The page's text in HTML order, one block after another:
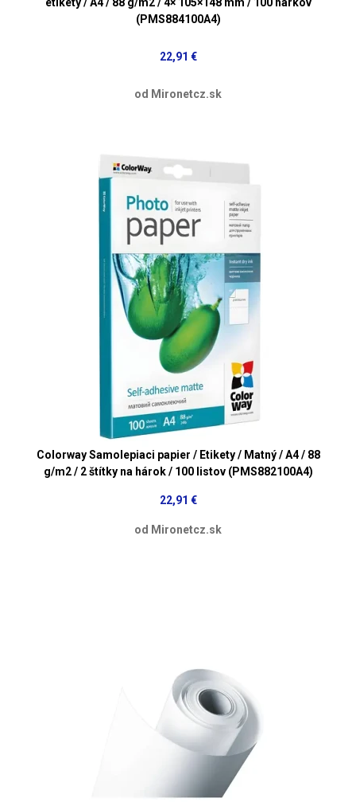
(PMS884100A4)
22,91 €
od Mironetcz.sk
Colorway Samolepiaci papier / Etikety / Matný / A4 / 88
g/m2 / 2 štítky na hárok / 100 listov (PMS882100A4)
22,91 €
od Mironetcz.sk